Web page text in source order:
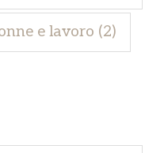
e lavoro (2)